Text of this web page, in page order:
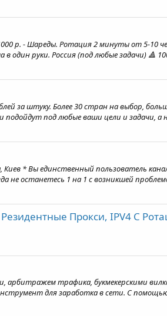
р. - Шареды. Ротация 2 минуты от 5-10
руки. Россия (под любые задачи) 🔺
за штуку. Более 30 стран на выбор,
подойдут под любые ваши цели и задачи,
Киев * Вы единственный пользователь
не останетесь 1 на 1 с возникшей
Прокси, IPV4 С
арбитражем трафика, букмекерскими
для заработка в сети. С